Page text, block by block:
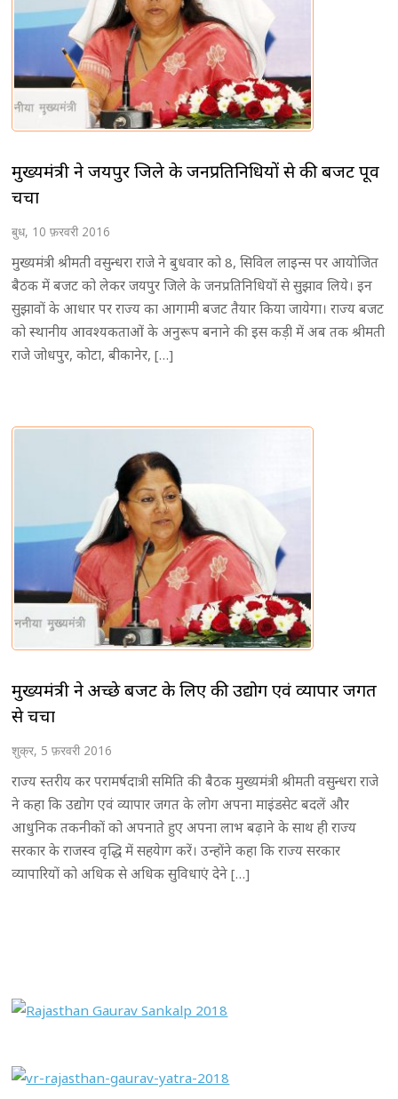
मुख्यमंत्री ने जयपुर जिले के जनप्रतिनिधियों से की बजट पूर्व
चर्चा
बुध, 10 फ़रवरी 2016
मुख्यमंत्री श्रीमती वसुन्धरा राजे ने बुधवार को 8, सिविल लाइन्स पर आयोजित
बैठक में बजट को लेकर जयपुर जिले के जनप्रतिनिधियों से सुझाव लिये। इन
सुझावों के आधार पर राज्य का आगामी बजट तैयार किया जायेगा। राज्य बजट
को स्थानीय आवश्यकताओं के अनुरूप बनाने की इस कड़ी में अब तक श्रीमती
राजे जोधपुर, कोटा, बीकानेर, […]
मुख्यमंत्री ने अच्छे बजट के लिए की उद्योग एवं व्यापार जगत
से चर्चा
शुक्र, 5 फ़रवरी 2016
राज्य स्तरीय कर परामर्षदात्री समिति की बैठक मुख्यमंत्री श्रीमती वसुन्धरा राजे
ने कहा कि उद्योग एवं व्यापार जगत के लोग अपना माइंडसेट बदलें और
आधुनिक तकनीकों को अपनाते हुए अपना लाभ बढ़ाने के साथ ही राज्य
सरकार के राजस्व वृद्धि में सहयेाग करें। उन्होंने कहा कि राज्य सरकार
व्यापारियों को अधिक से अधिक सुविधाएं देने […]